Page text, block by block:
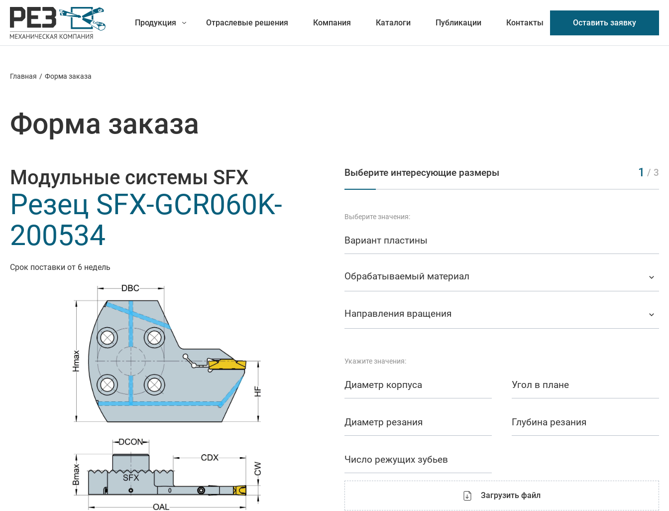
Продукция
Наша
продукция
Новые разработки
Точение
Отраслевые решения Компания Каталоги Публикации Контакты Оставить заявку
Главная / Форма заказа
Форма заказа
Модульные системы SFX
Резец SFX-GCR060K-
200534
Срок поставки от 6 недель
Выберите интересующие размеры 1 / 3
Выберите значения:
Вариант пластины
Обрабатываемый материал
Направления вращения
Укажите значения:
Диаметр корпуса Угол в плане
Диаметр резания Глубина резания
Число режущих зубьев
Загрузить файл